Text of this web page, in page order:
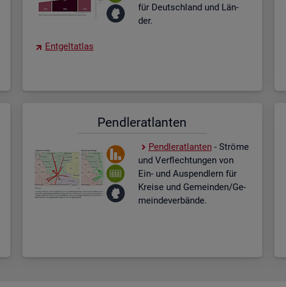
für Deutsch­land und Län­
der.
Ent­gel­t­at­las
Pend­ler­at­lan­ten
Pend­ler­at­lan­ten- Strö­me
und Ver­flech­tun­gen von
Ein- und Aus­pend­lern für
Krei­se und Ge­mein­den/Ge­
mein­de­ver­bän­de.